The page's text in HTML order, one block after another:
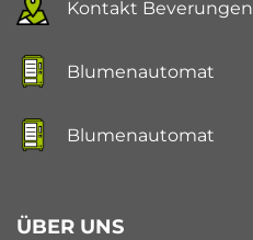
Kontakt Beverungen
Blumenautomat
Blumenautomat
ÜBER UNS